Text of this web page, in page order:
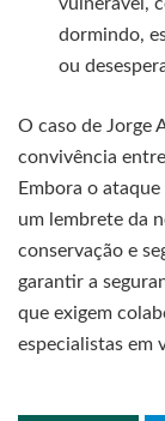
vulnerável,
dormindo,
ou
O caso de Jorge
convivência
Embora o
um lembrete da
conservação e
garantir a
que exigem
especialistas em